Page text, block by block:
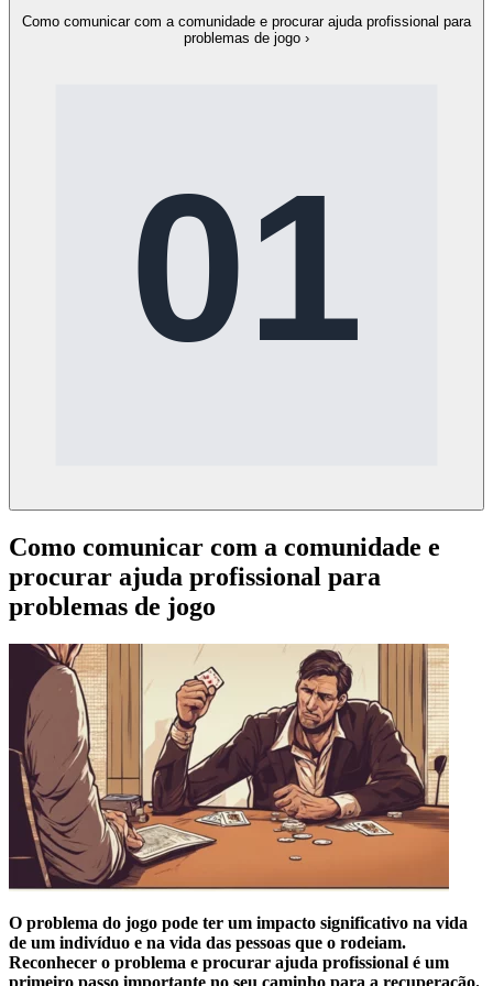
Como comunicar com a comunidade e procurar ajuda profissional para
problemas de jogo ›
Como comunicar com a comunidade e
procurar ajuda profissional para
problemas de jogo
O problema do jogo pode ter um impacto significativo na vida
de um indivíduo e na vida das pessoas que o rodeiam.
Reconhecer o problema e procurar ajuda profissional é um
primeiro passo importante no seu caminho para a recuperação.